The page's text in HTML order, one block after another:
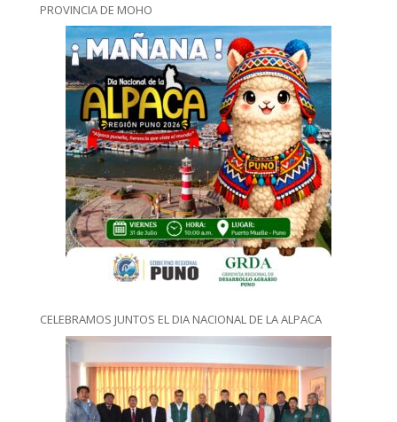
PROVINCIA DE MOHO
CELEBRAMOS JUNTOS EL DIA NACIONAL DE LA ALPACA